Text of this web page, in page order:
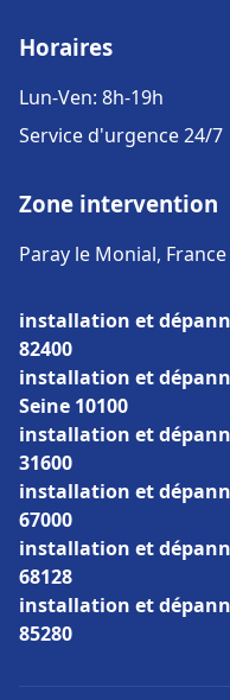
Horaires
Lun-Ven: 8h-19h
Service d'urgence 24/7
Zone intervention
Paray le Monial, France
installation et
82400
installation et
Seine 10100
installation et
31600
installation et
67000
installation et
68128
installation et
85280